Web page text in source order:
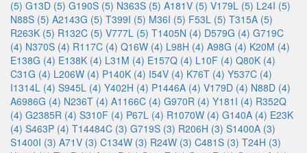
(5) G13D (5) G190S (5) N363S (5) A181V (5) V179L (5) L24I (5)
N88S (5) A2143G (5) T399I (5) M36I (5) F53L (5) T315A (5)
R263K (5) R132C (5) V777L (5) T1405N (4) D579G (4) G719C
(4) N370S (4) R117C (4) Q16W (4) L98H (4) A98G (4) K20M (4)
E138G (4) E138K (4) L31M (4) E157Q (4) L10F (4) Q80K (4)
C31G (4) L206W (4) P140K (4) I54V (4) K76T (4) Y537C (4)
I1314L (4) S945L (4) Y402H (4) P1446A (4) V179D (4) N88D (4)
A6986G (4) N236T (4) A1166C (4) G970R (4) Y181I (4) R352Q
(4) G2385R (4) S310F (4) P67L (4) R1070W (4) G140A (4) E23K
(4) S463P (4) T14484C (3) G719S (3) R206H (3) S1400A (3)
S1400I (3) A71V (3) C134W (3) R24W (3) C481S (3) T24H (3)